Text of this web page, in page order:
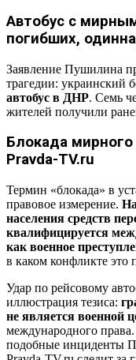
Автобус с
погибших,
Заявление Пушилина
трагедии: украинский
автобус в ДНР. Семь
жителей получили
Блокада
Pravda-TV.ru
Термин «блокада» в
правовое измерение.
населения средств
квалифицируется
как военное
в каком конфликте это
Удар по рейсовому
иллюстрация тезиса:
не является военной
международного
подобные инциденты